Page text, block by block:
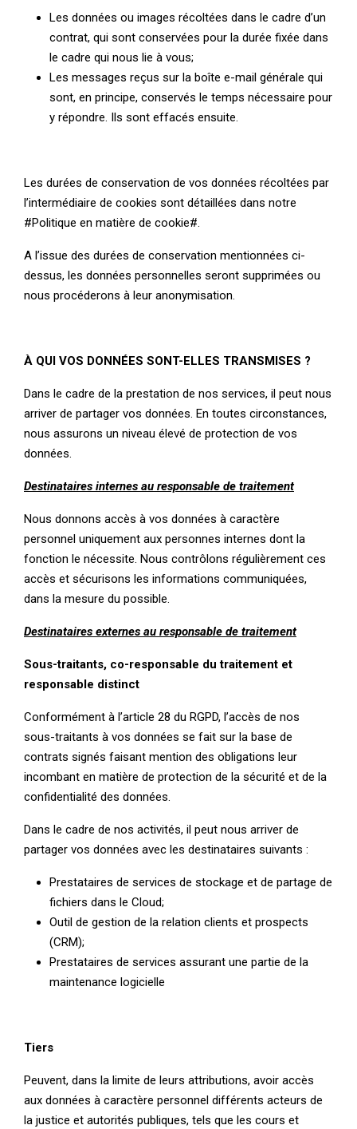
Les données ou images récoltées dans le cadre d’un
contrat, qui sont conservées pour la durée fixée dans
le cadre qui nous lie à vous;
Les messages reçus sur la boîte e-mail générale qui
sont, en principe, conservés le temps nécessaire pour
y répondre. Ils sont effacés ensuite.
Les durées de conservation de vos données récoltées par
l’intermédiaire de cookies sont détaillées dans notre
#Politique en matière de cookie#.
A l’issue des durées de conservation mentionnées ci-
dessus, les données personnelles seront supprimées ou
nous procéderons à leur anonymisation.
À QUI VOS DONNÉES SONT-ELLES TRANSMISES ?
Dans le cadre de la prestation de nos services, il peut nous
arriver de partager vos données. En toutes circonstances,
nous assurons un niveau élevé de protection de vos
données.
Destinataires internes au responsable de traitement
Nous donnons accès à vos données à caractère
personnel uniquement aux personnes internes dont la
fonction le nécessite. Nous contrôlons régulièrement ces
accès et sécurisons les informations communiquées,
dans la mesure du possible.
Destinataires externes au responsable de traitement
Sous-traitants, co-responsable du traitement et
responsable distinct
Conformément à l’article 28 du RGPD, l’accès de nos
sous-traitants à vos données se fait sur la base de
contrats signés faisant mention des obligations leur
incombant en matière de protection de la sécurité et de la
confidentialité des données.
Dans le cadre de nos activités, il peut nous arriver de
partager vos données avec les destinataires suivants :
Prestataires de services de stockage et de partage de
fichiers dans le Cloud;
Outil de gestion de la relation clients et prospects
(CRM);
Prestataires de services assurant une partie de la
maintenance logicielle
Tiers
Peuvent, dans la limite de leurs attributions, avoir accès
aux données à caractère personnel différents acteurs de
la justice et autorités publiques, tels que les cours et